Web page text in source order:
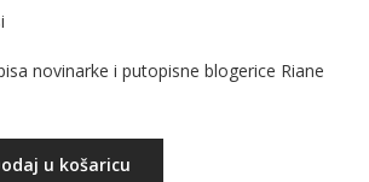
novinarke i putopisne blogerice Riane
u košaricu